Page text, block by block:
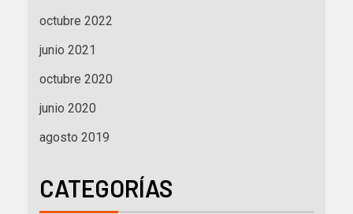
octubre 2022
junio 2021
octubre 2020
junio 2020
agosto 2019
CATEGORÍAS